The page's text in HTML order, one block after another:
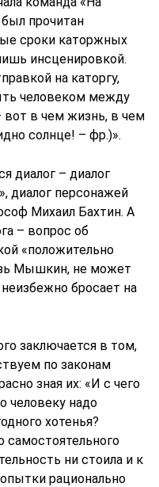
прочитан
сроки каторжных
инсценировкой.
на каторгу,
человеком между
в чем жизнь, в чем
солнце! – фр.)».
диалог – диалог
диалог персонажей
Михаил Бахтин. А
– вопрос об
«положительно
Мышкин, не может
бросает на
заключается в том,
по законам
зная их: «И с чего
человеку надо
хотенья?
самостоятельного
ни стоила и к
рационально